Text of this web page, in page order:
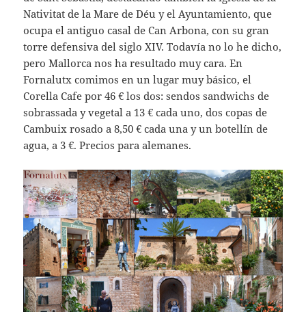
Nativitat de la Mare de Déu y el Ayuntamiento, que
ocupa el antiguo casal de Can Arbona, con su gran
torre defensiva del siglo XIV. Todavía no lo he dicho,
pero Mallorca nos ha resultado muy cara. En
Fornalutx comimos en un lugar muy básico, el
Corella Cafe por 46 € los dos: sendos sandwichs de
sobrassada y vegetal a 13 € cada uno, dos copas de
Cambuix rosado a 8,50 € cada una y un botellín de
agua, a 3 €. Precios para alemanes.